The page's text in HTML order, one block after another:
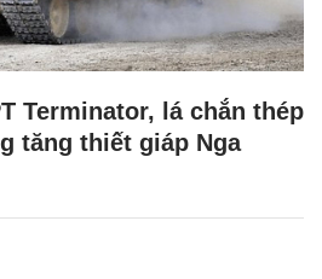
Terminator, lá chắn thép
tăng thiết giáp Nga